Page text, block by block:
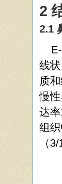
2
2.1
线
质
慢
达
组
（